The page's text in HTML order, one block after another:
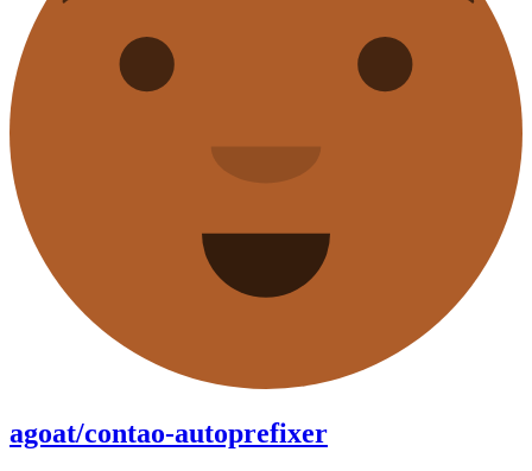
agoat/contao-autoprefixer